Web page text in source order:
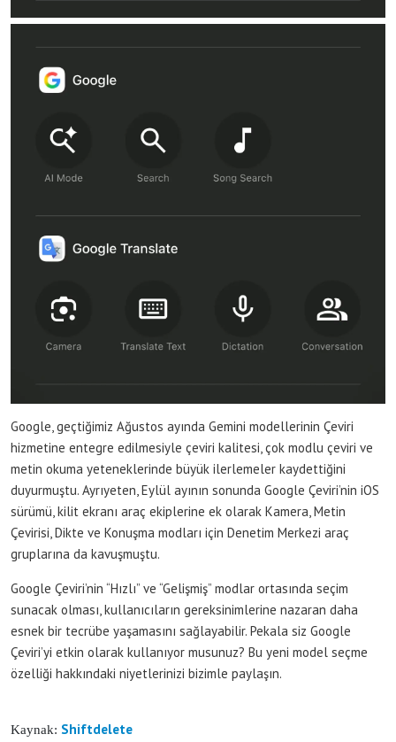
Google, geçtiğimiz Ağustos ayında Gemini modellerinin Çeviri
hizmetine entegre edilmesiyle çeviri kalitesi, çok modlu çeviri ve
metin okuma yeteneklerinde büyük ilerlemeler kaydettiğini
duyurmuştu. Ayrıyeten, Eylül ayının sonunda Google Çeviri’nin iOS
sürümü, kilit ekranı araç ekiplerine ek olarak Kamera, Metin
Çevirisi, Dikte ve Konuşma modları için Denetim Merkezi araç
gruplarına da kavuşmuştu.
Google Çeviri’nin “Hızlı” ve “Gelişmiş” modlar ortasında seçim
sunacak olması, kullanıcıların gereksinimlerine nazaran daha
esnek bir tecrübe yaşamasını sağlayabilir. Pekala siz Google
Çeviri’yi etkin olarak kullanıyor musunuz? Bu yeni model seçme
özelliği hakkındaki niyetlerinizi bizimle paylaşın.
Kaynak: Shiftdelete